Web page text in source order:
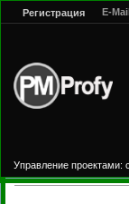
Регистрация E-
Управление проектами: